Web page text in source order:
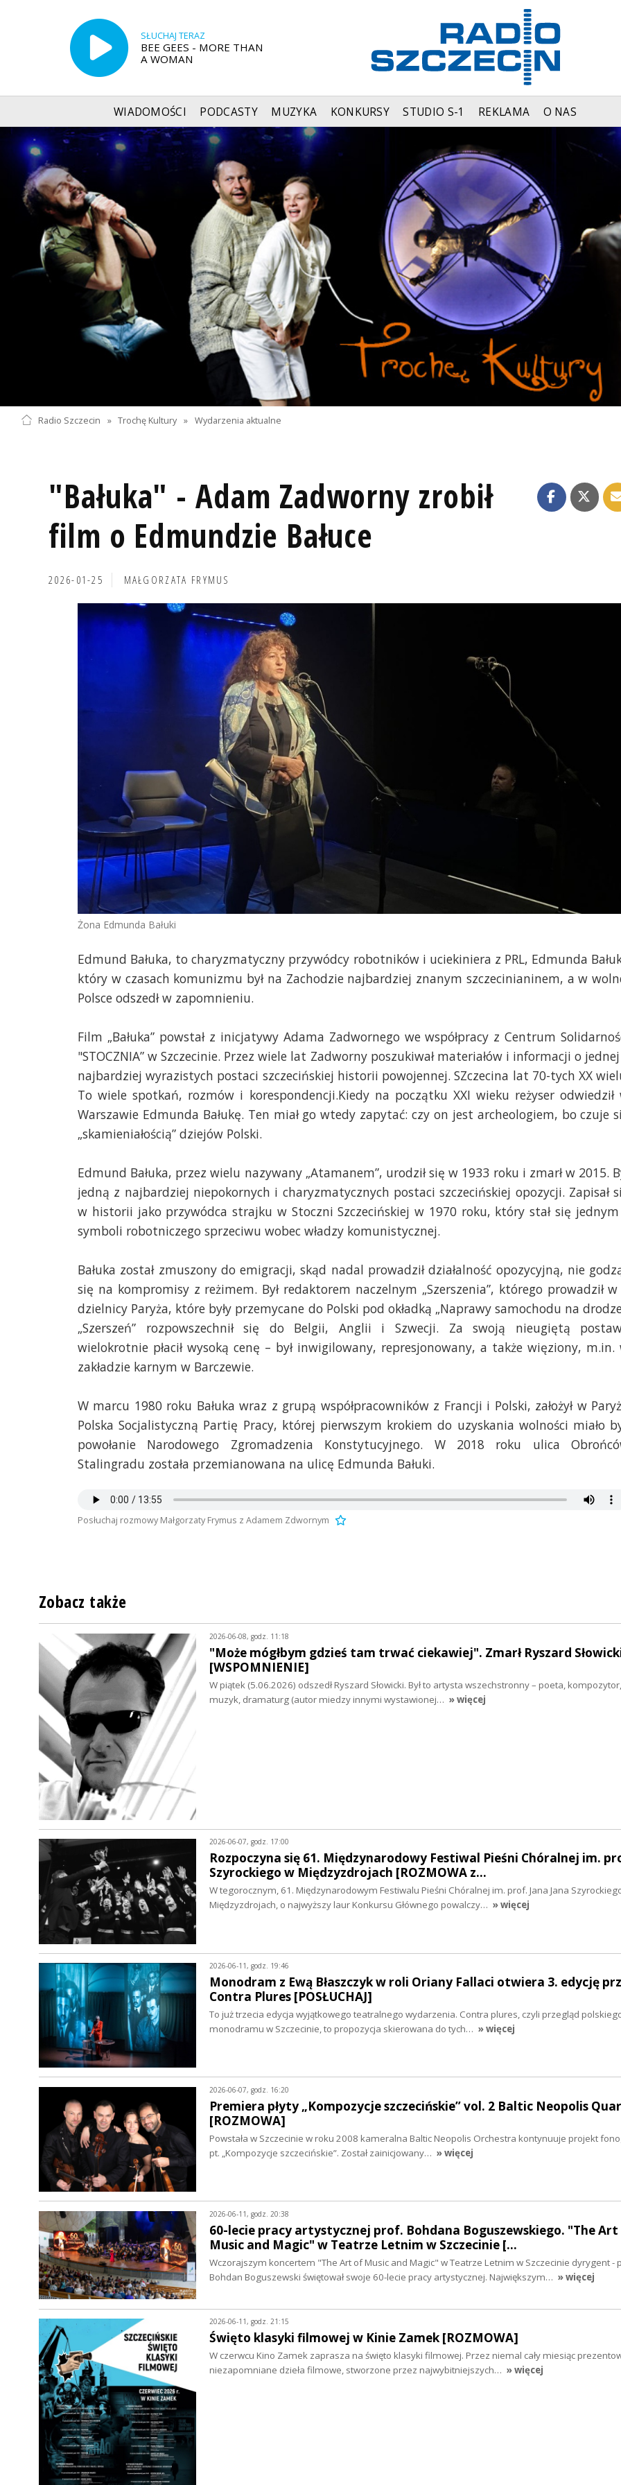
SŁUCHAJ TERAZ
BEE GEES - MORE THAN
A WOMAN
WIADOMOŚCI PODCASTY MUZYKA KONKURSY STUDIO S-1 REKLAMA O NAS
Radio Szczecin » Trochę Kultury » Wydarzenia aktualne
"Bałuka" - Adam Zadworny zrobił
film o Edmundzie Bałuce
2026-01-25 MAŁGORZATA FRYMUS
Żona Edmunda Bałuki
Edmund Bałuka, to charyzmatyczny przywódcy robotników i uciekiniera z PRL, Edmunda
który w czasach komunizmu był na Zachodzie najbardziej znanym szczecinianinem, a w
Polsce odszedł w zapomnieniu.
Film „Bałuka” powstał z inicjatywy Adama Zadwornego we współpracy z Centrum
"STOCZNIA” w Szczecinie. Przez wiele lat Zadworny poszukiwał materiałów i informacji o
najbardziej wyrazistych postaci szczecińskiej historii powojennej. SZczecina lat 70-tych XX
To wiele spotkań, rozmów i korespondencji.Kiedy na początku XXI wieku reżyser odwiedził
Warszawie Edmunda Bałukę. Ten miał go wtedy zapytać: czy on jest archeologiem, bo czuje
„skamieniałością” dziejów Polski.
Edmund Bałuka, przez wielu nazywany „Atamanem”, urodził się w 1933 roku i zmarł w 2015.
jedną z najbardziej niepokornych i charyzmatycznych postaci szczecińskiej opozycji. Zapisał
w historii jako przywódca strajku w Stoczni Szczecińskiej w 1970 roku, który stał się
symboli robotniczego sprzeciwu wobec władzy komunistycznej.
Bałuka został zmuszony do emigracji, skąd nadal prowadził działalność opozycyjną, nie
się na kompromisy z reżimem. Był redaktorem naczelnym „Szerszenia”, którego prowadził w
dzielnicy Paryża, które były przemycane do Polski pod okładką „Naprawy samochodu na
„Szerszeń” rozpowszechnił się do Belgii, Anglii i Szwecji. Za swoją nieugiętą
wielokrotnie płacił wysoką cenę – był inwigilowany, represjonowany, a także więziony, m.in.
zakładzie karnym w Barczewie.
W marcu 1980 roku Bałuka wraz z grupą współpracowników z Francji i Polski, założył w
Polska Socjalistyczną Partię Pracy, której pierwszym krokiem do uzyskania wolności miało
powołanie Narodowego Zgromadzenia Konstytucyjnego. W 2018 roku ulica
Stalingradu została przemianowana na ulicę Edmunda Bałuki.
Posłuchaj rozmowy Małgorzaty Frymus z Adamem Zdwornym
Zobacz także
2026-06-08, godz. 11:18
"Może mógłbym gdzieś tam trwać ciekawiej". Zmarł Ryszard
[WSPOMNIENIE]
W piątek (5.06.2026) odszedł Ryszard Słowicki. Był to artysta wszechstronny – poeta,
muzyk, dramaturg (autor miedzy innymi wystawionej… » więcej
2026-06-07, godz. 17:00
Rozpoczyna się 61. Międzynarodowy Festiwal Pieśni Chóralnej im.
Szyrockiego w Międzyzdrojach [ROZMOWA z…
W tegorocznym, 61. Międzynarodowym Festiwalu Pieśni Chóralnej im. prof. Jana Jana
Międzyzdrojach, o najwyższy laur Konkursu Głównego powalczy… » więcej
2026-06-11, godz. 19:46
Monodram z Ewą Błaszczyk w roli Oriany Fallaci otwiera 3. edycję
Contra Plures [POSŁUCHAJ]
To już trzecia edycja wyjątkowego teatralnego wydarzenia. Contra plures, czyli przegląd
monodramu w Szczecinie, to propozycja skierowana do tych… » więcej
2026-06-07, godz. 16:20
Premiera płyty „Kompozycje szczecińskie” vol. 2 Baltic Neopolis
[ROZMOWA]
Powstała w Szczecinie w roku 2008 kameralna Baltic Neopolis Orchestra kontynuuje projekt
pt. „Kompozycje szczecińskie”. Został zainicjowany… » więcej
2026-06-11, godz. 20:38
60-lecie pracy artystycznej prof. Bohdana Boguszewskiego. "The
Music and Magic" w Teatrze Letnim w Szczecinie […
Wczorajszym koncertem "The Art of Music and Magic" w Teatrze Letnim w Szczecinie dyrygent -
Bohdan Boguszewski świętował swoje 60-lecie pracy artystycznej. Największym… » więcej
2026-06-11, godz. 21:15
Święto klasyki filmowej w Kinie Zamek [ROZMOWA]
W czerwcu Kino Zamek zaprasza na święto klasyki filmowej. Przez niemal cały miesiąc
niezapomniane dzieła filmowe, stworzone przez najwybitniejszych… » więcej